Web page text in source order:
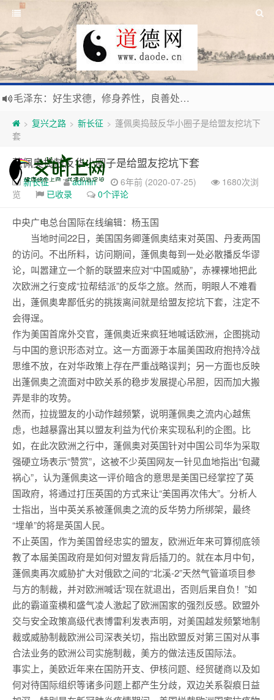
毛泽东：好生求德，修身养性，良善处世，信仰天人合一之大道。
新时代地球村人类命运与共，全球共建更加和平发展美丽和谐的家园，全体共享人类发展成果，共创道行德盛道德王国
> 复兴之路 > 新长征 > 蓬佩奥捣鼓反华小圈子是给盟友挖坑下
套
蓬佩奥捣鼓反华小圈子是给盟友挖坑下套
新长征 admin 6年前 (2020-07-25)
1680次浏
览
已收录 0个评论
中央广电总台国际在线编辑：杨玉国
当地时间22日，美国国务卿蓬佩奥结束对英国、丹麦两国
的访问。不出所料，访问期间，蓬佩奥每到一处必散播反华谬
论，叫嚣建立一个新的联盟来应对“中国威胁”，赤裸裸地把此
次欧洲之行变成“拉帮结派”的反华之旅。然而，明眼人不难看
出，蓬佩奥卑鄙低劣的挑拨离间就是给盟友挖坑下套，注定不
会得逞。
作为美国首席外交官，蓬佩奥近来疯狂地喊话欧洲，企图挑动
与中国的意识形态对立。这一方面源于本届美国政府抱持冷战
思维不放，在对华政策上存在严重战略误判；另一方面也反映
出蓬佩奥之流面对中欧关系的稳步发展提心吊胆，因而加大搬
弄是非的攻势。
然而，拉拢盟友的小动作越频繁，说明蓬佩奥之流内心越焦
虑，也越暴露出其以盟友利益为代价来实现私利的企图。比
如，在此次欧洲之行中，蓬佩奥对英国针对中国公司华为采取
强硬立场表示“赞赏”，这被不少英国网友一针见血地指出“包藏
祸心”，认为蓬佩奥这一评价暗含的意思是美国已经掌控了英
国政府，将通过打压英国的方式来让“美国再次伟大”。分析人
士指出，当中英关系被蓬佩奥之流的反华势力所绑架，最终
“埋单”的将是英国人民。
不止英国，作为美国曾经忠实的盟友，欧洲近年来可算彻底领
教了本届美国政府是如何对盟友背后插刀的。就在本月中旬，
蓬佩奥再次威胁扩大对俄欧之间的“北溪-2”天然气管道项目参
与方的制裁，并对欧洲喊话“现在就退出，否则后果自负！”如
此的霸道蛮横和盛气凌人激起了欧洲国家的强烈反感。欧盟外
交与安全政策高级代表博雷利发表声明，对美国越发频繁地制
裁或威胁制裁欧洲公司深表关切，指出欧盟反对第三国对从事
合法业务的欧洲公司实施制裁，美方的做法违反国际法。
事实上，美欧近年来在国防开支、伊核问题、经贸磋商以及如
何对待国际组织等诸多问题上都产生分歧，双边关系裂痕日益